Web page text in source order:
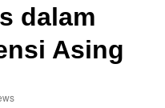
dalam
Asing